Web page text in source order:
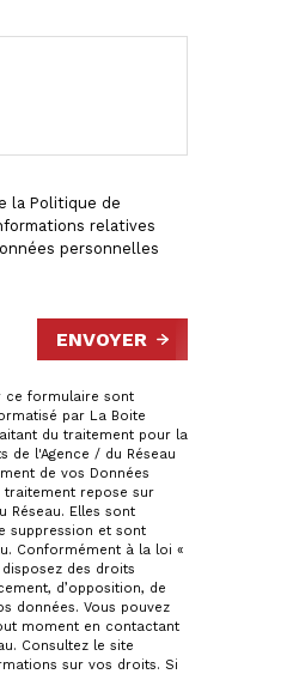
la Politique de
relatives
personnelles
ENVOYER
ce formulaire sont
par La Boite
du traitement pour la
de l'Agence / du Réseau
de vos Données
traitement repose sur
Réseau. Elles sont
suppression et sont
Conformément à la loi «
des droits
d’opposition, de
données. Vous pouvez
moment en contactant
Consultez le site
sur vos droits. Si